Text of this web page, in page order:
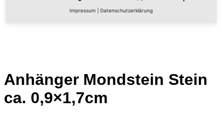
Anhänger Mondstein Stein
ca. 0,9×1,7cm
Impressum Datenschutzerklärung